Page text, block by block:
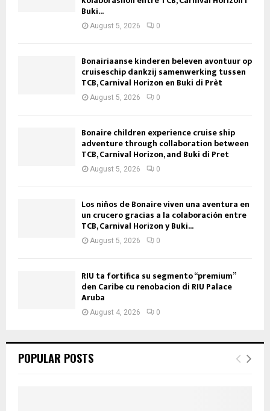
Buki...
August 5, 2026 0
Bonairiaanse kinderen beleven avontuur op
cruiseschip dankzij samenwerking tussen
TCB, Carnival Horizon en Buki di Prèt
August 5, 2026 0
Bonaire children experience cruise ship
adventure through collaboration between
TCB, Carnival Horizon, and Buki di Pret
August 5, 2026 0
Los niños de Bonaire viven una aventura en
un crucero gracias a la colaboración entre
TCB, Carnival Horizon y Buki...
August 5, 2026 0
RIU ta fortifica su segmento “premium”
den Caribe cu renobacion di RIU Palace
Aruba
August 4, 2026 0
POPULAR POSTS